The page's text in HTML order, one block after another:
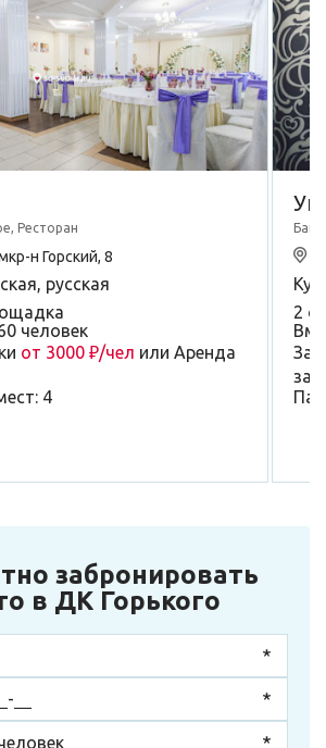
Ресторан
н Горский, 8
русская
человек
от 3000 ₽/чел или Аренда
4
2
За
забронировать
в ДК Горького